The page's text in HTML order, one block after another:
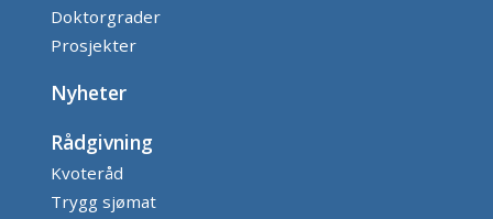
Doktorgrader
Prosjekter
Nyheter
Rådgivning
Kvoteråd
Trygg sjømat